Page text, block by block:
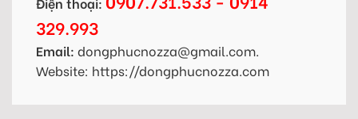
329.993
Email: dongphucnozza@gmail.com.
Website: https://dongphucnozza.com